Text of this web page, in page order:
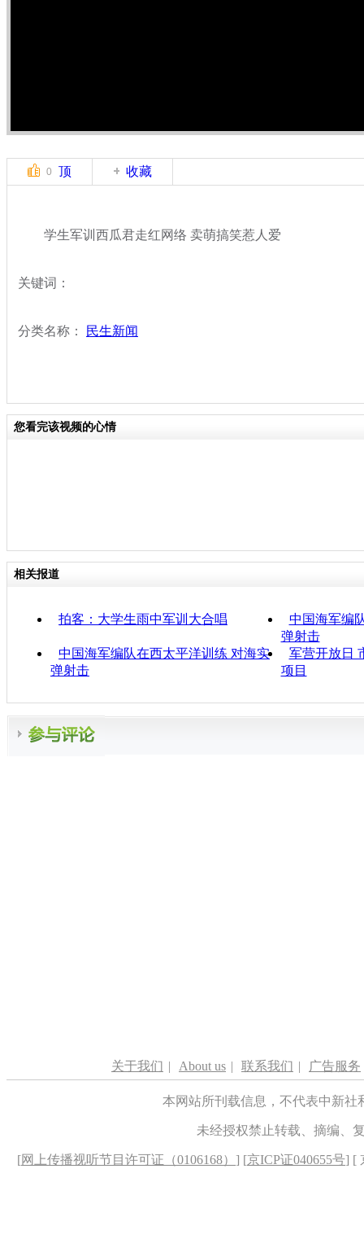
0 顶 收藏
学生军训西瓜君走红网络 卖萌搞笑惹人爱
关键词：
分类名称： 民生新闻
您看完该视频的心情
相关报道
拍客：大学生雨中军训大合唱
中国海军编
弹射击
中国海军编队在西太平洋训练 对海实
弹射击
军营开放日
项目
关于我们 | About us | 联系我们 | 广告服务
本网站所刊载信息，不代表中新
未经授权禁止转载、摘编、
[网上传播视听节目许可证（0106168） ] [京ICP证040655号] [